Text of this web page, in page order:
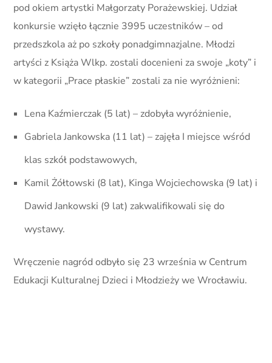
pod okiem artystki Małgorzaty Porażewskiej. Udział
konkursie wzięło łącznie 3995 uczestników – od
przedszkola aż po szkoły ponadgimnazjalne. Młodzi
artyści z Książa Wlkp. zostali docenieni za swoje „koty” i
w kategorii „Prace płaskie” zostali za nie wyróżnieni:
Lena Kaźmierczak (5 lat) – zdobyła wyróżnienie,
Gabriela Jankowska (11 lat) – zajęła I miejsce wśród
klas szkół podstawowych,
Kamil Żółtowski (8 lat), Kinga Wojciechowska (9 lat) i
Dawid Jankowski (9 lat) zakwalifikowali się do
wystawy.
Wręczenie nagród odbyło się 23 września w Centrum
Edukacji Kulturalnej Dzieci i Młodzieży we Wrocławiu.